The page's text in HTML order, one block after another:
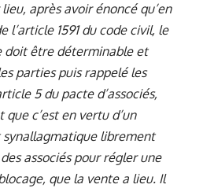
après avoir énoncé qu’en
l’article 1591 du code civil, le
doit être déterminable et
parties puis rappelé les
5 du pacte d’associés,
c’est en vertu d’un
librement
associés pour régler une
que la vente a lieu. Il